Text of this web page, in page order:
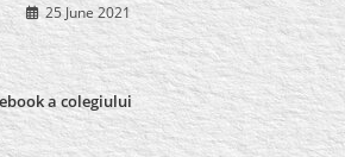
25 June 2021
a colegiului